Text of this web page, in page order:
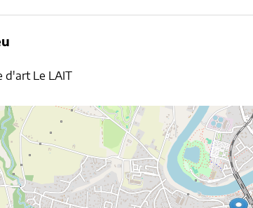
d'art Le LAIT